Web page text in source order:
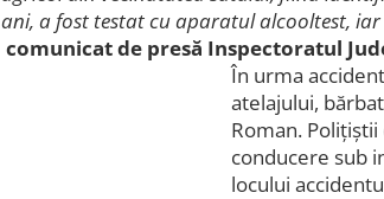
ani, a fost testat cu aparatul alcooltest,
comunicat de presă Inspectoratul
În urma
atelajului,
Roman.
conducere sub
locului